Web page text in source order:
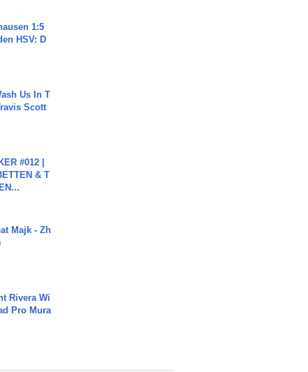
1:5
HSV: D
Us In T
Scott
#012 |
& T
Majk - Zh
Rivera Wi
Pro Mura